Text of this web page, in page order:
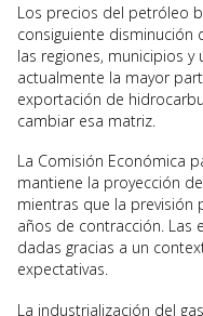
Los precios del petróleo
consiguiente disminución
las regiones, municipios y
actualmente la mayor
exportación de
cambiar esa matriz.
La Comisión Económica
mantiene la proyección
mientras que la previsión
años de contracción. Las
dadas gracias a un
expectativas.
La industrialización del